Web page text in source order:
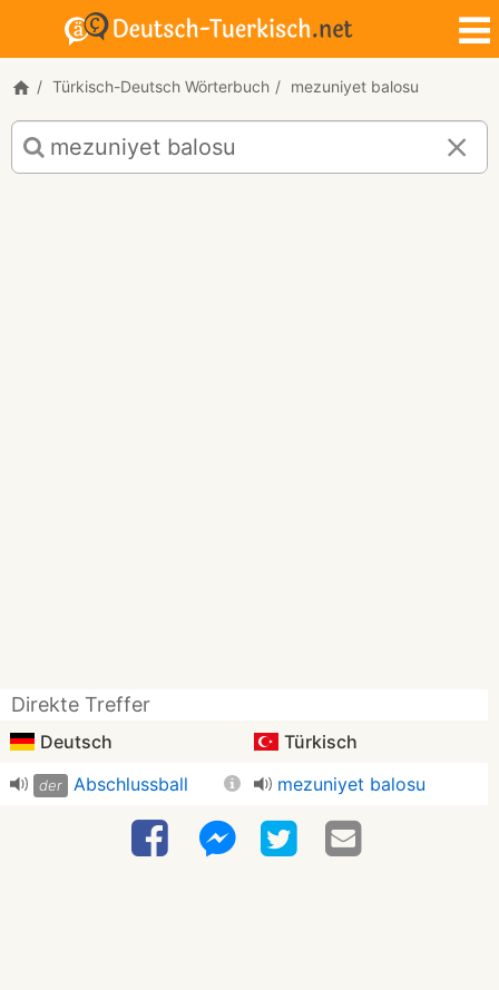
Türkisch-Deutsch Wörterbuch mezuniyet balosu
Türkisch-
Deutsch
Übersetzung
Direkte Treffer
Deutsch Türkisch
der Abschlussball mezuniyet balosu